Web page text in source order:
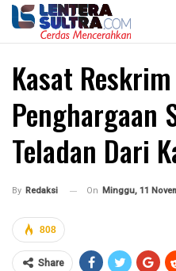
Kasat
Penghargaan
Teladan Dari
By Redaksi On Minggu, 11
808
Share